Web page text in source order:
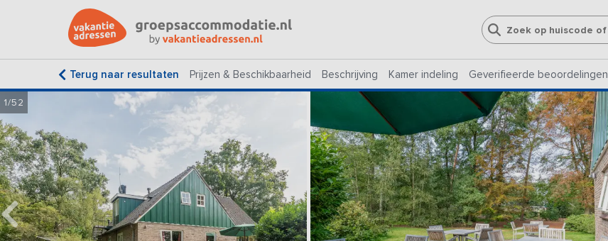
Terug naar resultaten Prijzen & Beschikbaarheid Beschrijving Kamer indeling Geverifieerde beoordelingen
1/52